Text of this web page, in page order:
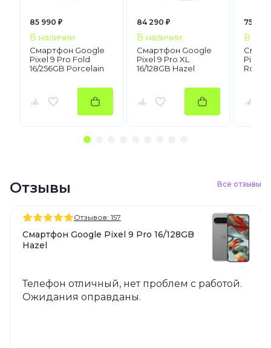
85 990 ₽
В наличии
Смартфон Google
Pixel 9 Pro Fold
16/256GB Porcelain
84 290 ₽
В наличии
Смартфон Google
Pixel 9 Pro XL
16/128GB Hazel
75 990
В
Pixel 9
Rose
Отзывы Все отзывы
Отзывов: 157
Смартфон Google Pixel 9 Pro 16/128GB
Hazel
Телефон отличный, нет проблем с работой.
Ожидания оправданы.